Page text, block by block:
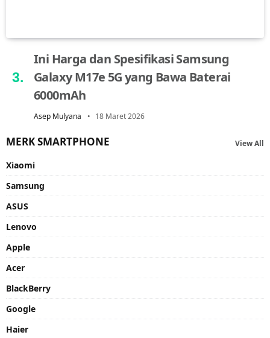
Ini Harga dan Spesifikasi Samsung
Galaxy M17e 5G yang Bawa Baterai
6000mAh
Asep Mulyana 18 Maret 2026
MERK SMARTPHONE View All
Xiaomi
Samsung
ASUS
Lenovo
Apple
Acer
BlackBerry
Google
Haier